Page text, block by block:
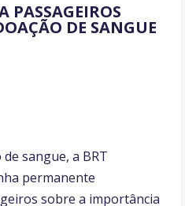
PASSAGEIROS
DE SANGUE
sangue, a BRT
permanente
sobre a importância